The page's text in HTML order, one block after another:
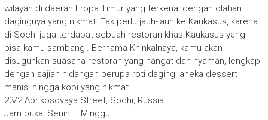
wilayah di daerah Eropa Timur yang terkenal dengan olahan
dagingnya yang nikmat. Tak perlu jauh-jauh ke Kaukasus, karena
di Sochi juga terdapat sebuah restoran khas Kaukasus yang
bisa kamu sambangi. Bernama Khinkalnaya, kamu akan
disuguhkan suasana restoran yang hangat dan nyaman, lengkap
dengan sajian hidangan berupa roti daging, aneka dessert
manis, hingga kopi yang nikmat.
23/2 Abrikosovaya Street, Sochi, Russia
Jam buka: Senin – Minggu